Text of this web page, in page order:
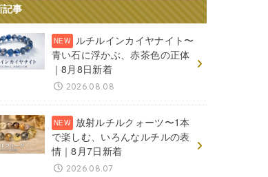
記事
ルチルインカイヤナイト〜
青い石に浮かぶ、赤茶色の正体
｜8月8日新着
2026.08.08
放射ルチルクォーツ〜1本
で楽しむ、いろんなルチルの表
情｜8月7日新着
2026.08.07